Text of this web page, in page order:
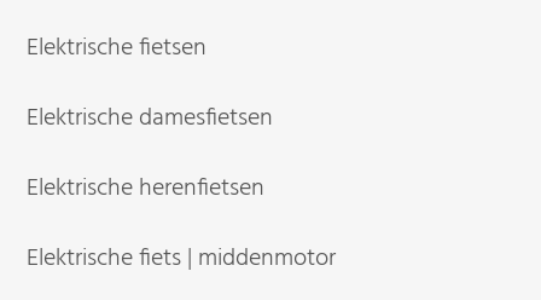
Elektrische fietsen
Elektrische damesfietsen
Elektrische herenfietsen
Elektrische fiets | middenmotor